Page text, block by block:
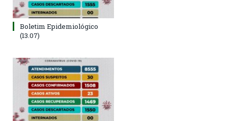
Boletim Epidemiológico
(13.07)